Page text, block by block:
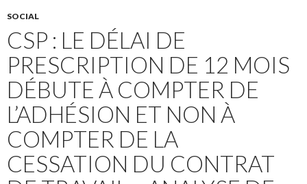
SOCIAL
CSP : LE DÉLAI DE
PRESCRIPTION DE 12 MOIS
DÉBUTE À COMPTER DE
L’ADHÉSION ET NON À
COMPTER DE LA
CESSATION DU CONTRAT